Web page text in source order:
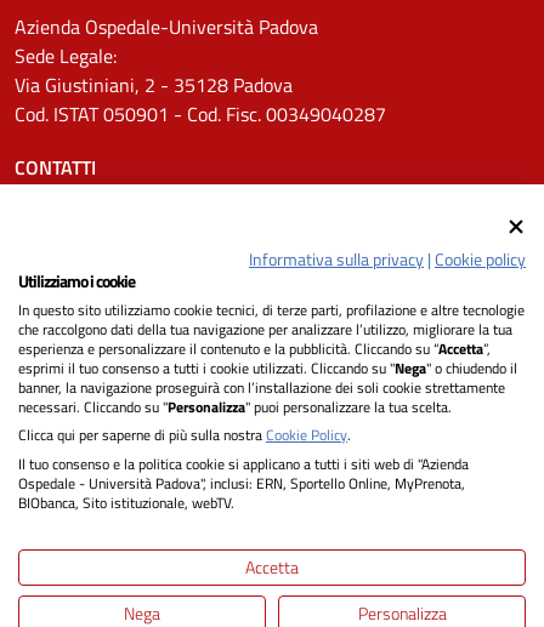
Azienda Ospedale-Università Padova
Sede Legale:
Via Giustiniani, 2 - 35128 Padova
Cod. ISTAT 050901 - Cod. Fisc. 00349040287
CONTATTI
Pec: protocollo.aopd@pecveneto.it
SEGUICI SU
Privacy
Dichiarazione di Accessibilità
Mappa del sito
Informativa sulla privacy|Cookie policy
Utilizziamo i cookie
In questo sito utilizziamo cookie tecnici, di terze parti, profilazione e altre tecnologie
che raccolgono dati della tua navigazione per analizzare l’utilizzo, migliorare la tua
esperienza e personalizzare il contenuto e la pubblicità. Cliccando su “Accetta”,
esprimi il tuo consenso a tutti i cookie utilizzati. Cliccando su "Nega" o chiudendo il
banner, la navigazione proseguirà con l’installazione dei soli cookie strettamente
necessari. Cliccando su "Personalizza" puoi personalizzare la tua scelta.
Clicca qui per saperne di più sulla nostraCookie Policy.
Il tuo consenso e la politica cookie si applicano a tutti i siti web di "Azienda
Ospedale - Università Padova", inclusi: ERN, Sportello Online, MyPrenota,
BIObanca, Sito istituzionale, webTV.
Accetta
Nega
Personalizza